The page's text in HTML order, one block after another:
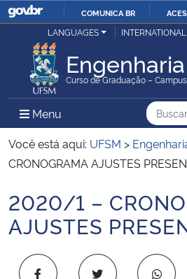
IR
O
COMUNICA BR
Ministério da Justiça e Segurança Pública
Ministério da Defesa
Ministério das Relações Exteriores
Ministério da Infraestrutura
LANGUAGES INTERNATIONAL
Curso de Graduação –
Menu Menu Principal do Sítio
Busca
Busca:
Você está aqui: UFSM >
CRONOGRAMA AJUSTES
Início do conteúdo
2020/1 –
AJUSTES